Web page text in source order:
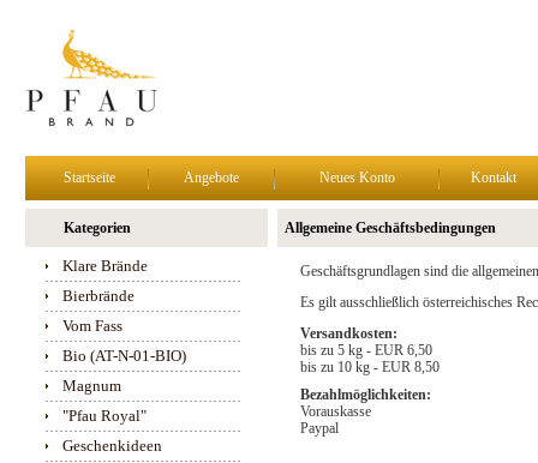
Startseite Angebote Neues Konto Kontakt
Kategorien
Klare Brände
Bierbrände
Vom Fass
Bio (AT-N-01-BIO)
Magnum
"Pfau Royal"
Geschenkideen
Allgemeine Geschäftsbedingungen
Geschäftsgrundlagen sind die
Es gilt ausschließlich österreichisches
Versandkosten:
bis zu 5 kg - EUR 6,50
bis zu 10 kg - EUR 8,50
Bezahlmöglichkeiten:
Vorauskasse
Paypal